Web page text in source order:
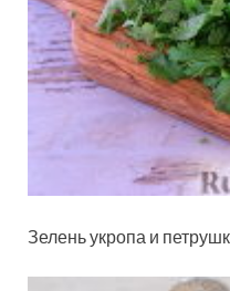
Зелень укропа и